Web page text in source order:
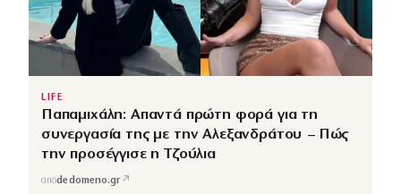
LIFE
Παπαμιχάλη: Απαντά πρώτη φορά για τη
συνεργασία της με την Αλεξανδράτου – Πώς
την προσέγγισε η Τζούλια
απόdedomeno.gr ↗